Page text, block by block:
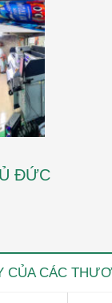
ĐỨC
CỦA CÁC